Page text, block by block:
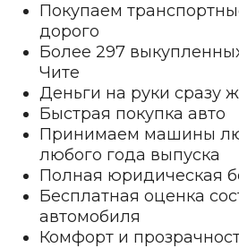
Покупаем
дорого
Более 297
Чите
Деньги на руки сразу
Быстрая покупка авто
Принимаем машины
любого года выпуска
Полная юридическая
Бесплатная оценка
автомобиля
Комфорт и